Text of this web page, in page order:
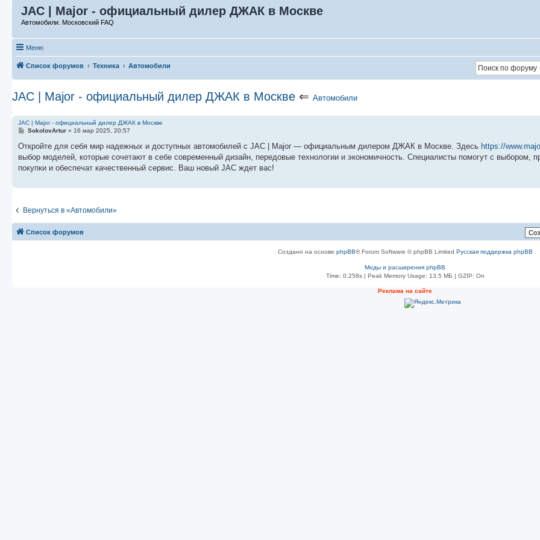
JAC | Major - официальный дилер ДЖАК в Москве
Автомобили. Московский FAQ
Меню
Список форумов Техника Автомобили
JAC | Major - официальный дилер ДЖАК в Москве ⇐ Автомобили
JAC | Major - официальный дилер ДЖАК в Москве
С
о
щ
е
е
SokolovArtur» 16 мар 2025, 20:57
Откройте для себя мир надежных и доступных автомобилей с JAC | Major — официальным дилером ДЖАК в Москве. Здесь https://
выбор моделей, которые сочетают в себе современный дизайн, передовые технологии и экономичность. Специалисты помогут с выбором,
покупки и обеспечат качественный сервис. Ваш новый JAC ждет вас!
Вернуться в «Автомобили»
Список форумов
Создано на основе phpBB® Forum Software © phpBB Limited Русская поддержка phpBB
Моды и расширения phpBB
Time: 0.258s| Peak Memory Usage: 13.5 МБ | GZIP: On
Реклама на сайте